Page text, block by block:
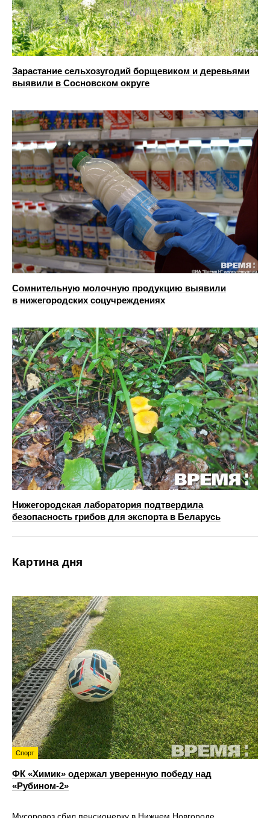
Зарастание сельхозугодий борщевиком и деревьями
выявили в Сосновском округе
Сомнительную молочную продукцию выявили
в нижегородских соцучреждениях
Нижегородская лаборатория подтвердила
безопасность грибов для экспорта в Беларусь
Картина дня
Спорт
ФК «Химик» одержал уверенную победу над
«Рубином‑2»